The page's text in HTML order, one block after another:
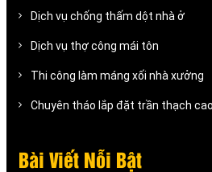
Dịch vụ chống thấm dột nhà ở
Dịch vụ thợ công mái tôn
Thi công làm máng xối nhà xưởng
Chuyên tháo lắp đặt trần thạch cao
Bài Viết Nỗi Bật